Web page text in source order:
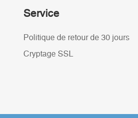
Service
Politique de retour de 30 jours
Cryptage SSL